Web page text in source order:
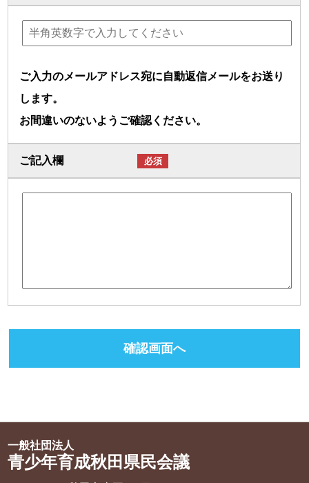
ご入力のメールアドレス宛に自動返信メールをお送り
します。
お間違いのないようご確認ください。
ご記入欄 必須
一般社団法人
青少年育成秋田県民会議